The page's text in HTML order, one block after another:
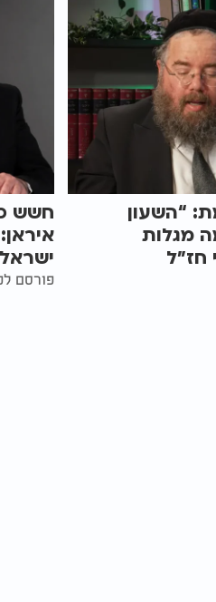
“השעון
מגלות
חז״ל
חשש
פורסם לפני 4